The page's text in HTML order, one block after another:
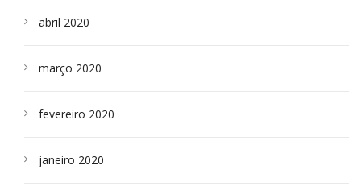
abril 2020
março 2020
fevereiro 2020
janeiro 2020